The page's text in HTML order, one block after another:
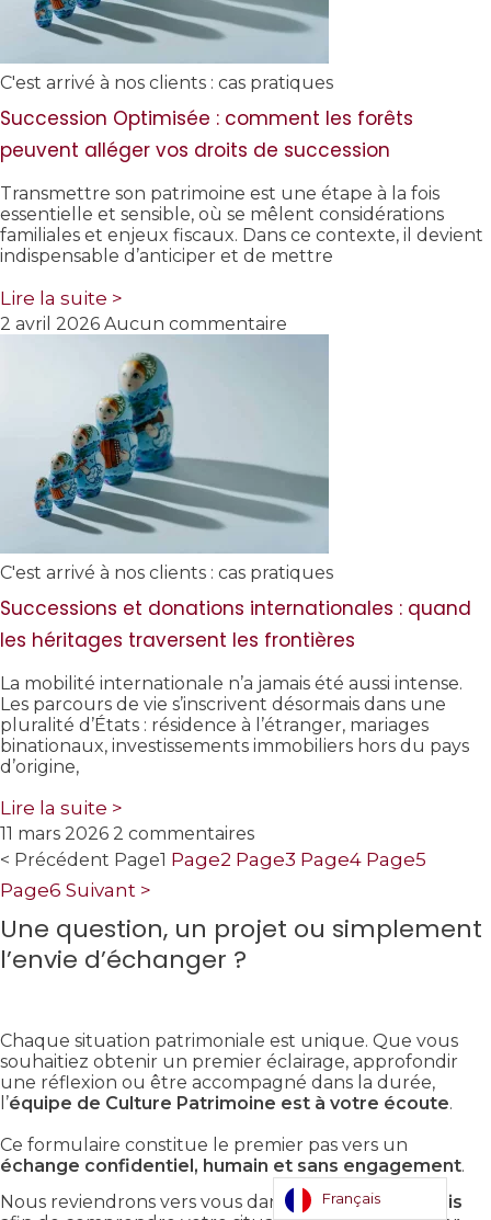
C'est arrivé à nos clients : cas pratiques
Succession Optimisée : comment les forêts
peuvent alléger vos droits de succession
Transmettre son patrimoine est une étape à la fois
essentielle et sensible, où se mêlent considérations
familiales et enjeux fiscaux. Dans ce contexte, il devient
indispensable d’anticiper et de mettre
Lire la suite >
2 avril 2026 Aucun commentaire
C'est arrivé à nos clients : cas pratiques
Successions et donations internationales : quand
les héritages traversent les frontières
La mobilité internationale n’a jamais été aussi intense.
Les parcours de vie s’inscrivent désormais dans une
pluralité d’États : résidence à l’étranger, mariages
binationaux, investissements immobiliers hors du pays
d’origine,
Lire la suite >
11 mars 2026 2 commentaires
< Précédent Page1 Page2 Page3 Page4 Page5
Page6 Suivant >
Une question, un projet ou simplement
l’envie d’échanger ?
Chaque situation patrimoniale est unique. Que vous
souhaitiez obtenir un premier éclairage, approfondir
une réflexion ou être accompagné dans la durée,
l’équipe de Culture Patrimoine est à votre écoute.
Ce formulaire constitue le premier pas vers un
échange confidentiel, humain et sans engagement.
Nous reviendrons vers vous dans les meilleurs délais
Français